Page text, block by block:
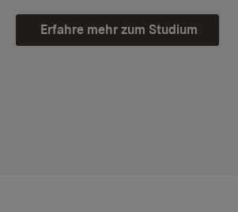
Erfahre mehr zum Studium